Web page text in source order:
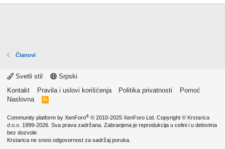
Članovi
Svetli stil
Srpski
Kontakt
Pravila i uslovi korišćenja Politika privatnosti
Pomoć
Naslovna
R
Community platform by XenForo® © 2010-2025 XenForo Ltd. Copyright © Krstarica
d.o.o. 1999-2026. Sva prava zadržana. Zabranjena je reprodukcija u celini i u delovima
bez dozvole.
Krstarica ne snosi odgovornost za sadržaj poruka.